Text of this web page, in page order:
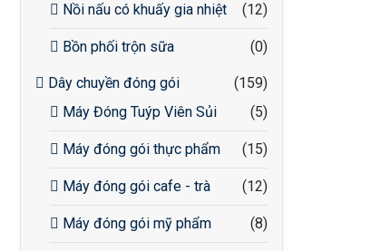
Nồi nấu có khuấy gia nhiệt (12)
Bồn phối trộn sữa (0)
Dây chuyền đóng gói
(159)
Máy Đóng Tuýp Viên Sủi
(5)
Máy đóng gói thực phẩm (15)
Máy đóng gói cafe - trà (12)
Máy đóng gói mỹ phẩm (8)